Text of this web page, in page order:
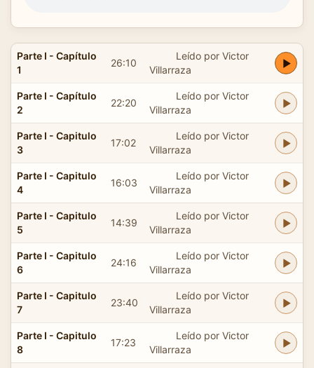
Parte I - Capítulo
1
26:10
Leído por Victor
Villarraza
Parte I - Capítulo
2
22:20
Leído por Victor
Villarraza
Parte I - Capitulo
3
17:02
Leído por Victor
Villarraza
Parte I - Capitulo
4
16:03
Leído por Victor
Villarraza
Parte I - Capitulo
5
14:39
Leído por Victor
Villarraza
Parte I - Capitulo
6
24:16
Leído por Victor
Villarraza
Parte I - Capitulo
7
23:40
Leído por Victor
Villarraza
Parte I - Capitulo
8
17:23
Leído por Victor
Villarraza